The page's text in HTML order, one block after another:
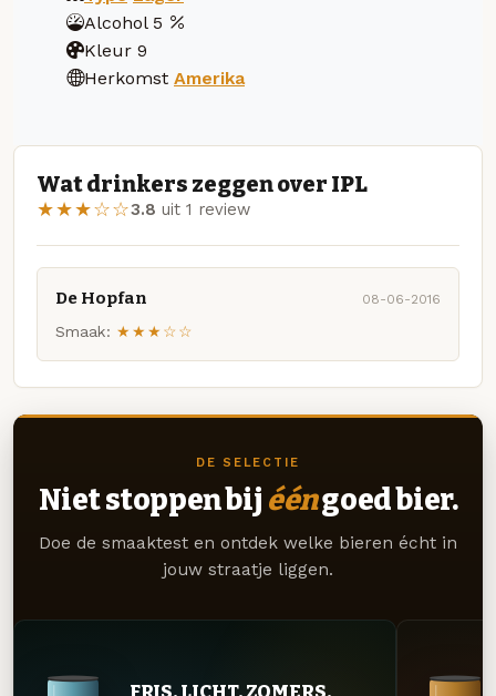
Alcohol 5
Kleur 9
Herkomst Amerika
Wat drinkers zeggen over IPL
★★★☆☆3.8 uit 1 review
De Hopfan 08-06-2016
Smaak: ★★★☆☆
DE SELECTIE
Niet stoppen bij ééngoed bier.
Doe de smaaktest en ontdek welke bieren écht in
jouw straatje liggen.
FRIS. LICHT. ZOMERS.